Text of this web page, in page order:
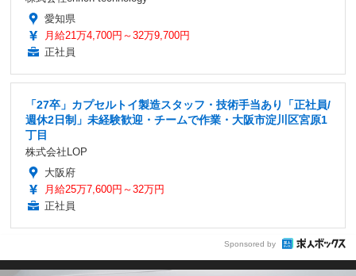
愛知県
月給21万4,700円～32万9,700円
正社員
「27卒」カプセルトイ製造スタッフ・技術手当あり「正社員/
週休2日制」未経験歓迎・チームで作業・大阪市淀川区宮原1
丁目
株式会社LOP
大阪府
月給25万7,600円～32万円
正社員
Sponsored by